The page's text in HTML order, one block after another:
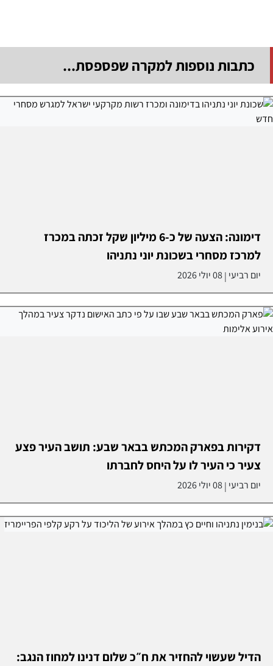
כתבות נוספות למקרה שפספסת...
דימונה: הצעה של כ-6 מיליון שקל זכתה במכרז
למרכז מסחרי בשכונת יוני נתניהו
יום רביעי |08 יולי 2026
דקירות בפארק המכתש בבאר שבע: תושב העיר פצע
צעיר כי העיר לו על היחס לחברתו
יום רביעי |08 יולי 2026
הדיל שעשוי להחזיר את ח״כ שלום דנינו למחוז הנגב: